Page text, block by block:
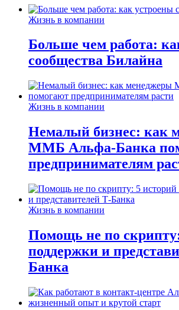
Жизнь в компании
Больше чем работа:
сообщества Билайна
Жизнь в компании
Немалый бизнес: как
ММБ Альфа-Банка
предпринимателям
Жизнь в компании
Помощь не по
поддержки и
Банка